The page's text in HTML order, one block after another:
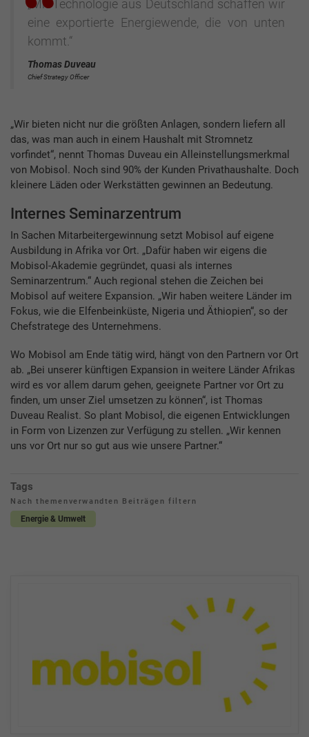
„Mit Technologie aus Deutschland schaffen wir
eine exportierte Energiewende, die von unten
kommt.“
Thomas Duveau
Chief Strategy Officer
„Wir bieten nicht nur die größten Anlagen, sondern liefern all
das, was man auch in einem Haushalt mit Stromnetz
vorfindet“, nennt Thomas Duveau ein Alleinstellungsmerkmal
von Mobisol. Noch sind 90% der Kunden Privathaushalte. Doch
kleinere Läden oder Werkstätten gewinnen an Bedeutung.
Internes Seminarzentrum
In Sachen Mitarbeitergewinnung setzt Mobisol auf eigene
Ausbildung in Afrika vor Ort. „Dafür haben wir eigens die
Mobisol-Akademie gegründet, quasi als internes
Seminarzentrum.“ Auch regional stehen die Zeichen bei
Mobisol auf weitere Expansion. „Wir haben weitere Länder im
Fokus, wie die Elfenbeinküste, Nigeria und Äthiopien“, so der
Chefstratege des Unternehmens.
Wo Mobisol am Ende tätig wird, hängt von den Partnern vor Ort
ab. „Bei unserer künftigen Expansion in weitere Länder Afrikas
wird es vor allem darum gehen, geeignete Partner vor Ort zu
finden, um unser Ziel umsetzen zu können“, ist Thomas
Duveau Realist. So plant Mobisol, die eigenen Entwicklungen
in Form von Lizenzen zur Verfügung zu stellen. „Wir kennen
uns vor Ort nur so gut aus wie unsere Partner.“
Tags
Nach themenverwandten Beiträgen filtern
Energie & Umwelt